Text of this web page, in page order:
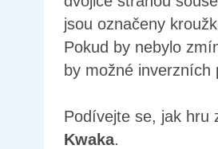
jsou označeny
Pokud by nebylo
by možné inverzních
Podívejte se, jak hru
Kwaka.